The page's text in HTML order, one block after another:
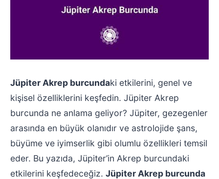
Jüpiter Akrep burcundaki etkilerini, genel ve
kişisel özelliklerini keşfedin. Jüpiter Akrep
burcunda ne anlama geliyor? Jüpiter, gezegenler
arasında en büyük olanıdır ve astrolojide şans,
büyüme ve iyimserlik gibi olumlu özellikleri temsil
eder. Bu yazıda, Jüpiter’in Akrep burcundaki
etkilerini keşfedeceğiz. Jüpiter Akrep burcunda